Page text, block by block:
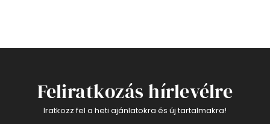
Feliratkozás hírlevélre
Iratkozz fel a heti ajánlatokra és új tartalmakra!